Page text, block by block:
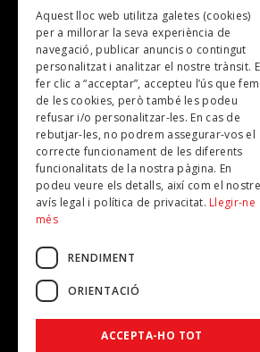
NOSALTRES
El Grup
Contacte
Subscripcions
Publicitat
Aquest lloc web utilitza galetes (cookies)
per a millorar la seva experiència de
navegació, publicar anuncis o contingut
personalitzat i analitzar el nostre trànsit.
fer clic a “acceptar”, accepteu l’ús que fem
de les cookies, però també les podeu
refusar i/o personalitzar-les. En cas de
rebutjar-les, no podrem assegurar-vos el
correcte funcionament de les diferents
funcionalitats de la nostra pàgina. En
podeu veure els detalls, així com el nostre
avís legal i política de privacitat. Llegir-ne
més
RENDIMENT
ORIENTACIÓ
ACCEPTA-HO TOT